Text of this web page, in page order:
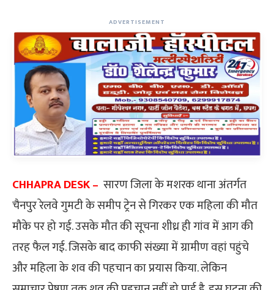
ADVERTISEMENT
CHHAPRA DESK – सारण जिला के मशरक थाना अंतर्गत
चैनपुर रेलवे गुमटी के समीप ट्रेन से गिरकर एक महिला की मौत
मौके पर हो गई. उसके मौत की सूचना शीध्र ही गांव में आग की
तरह फैल गई. जिसके बाद काफी संख्या में ग्रामीण वहां पहुंचे
और महिला के शव की पहचान का प्रयास किया. लेकिन